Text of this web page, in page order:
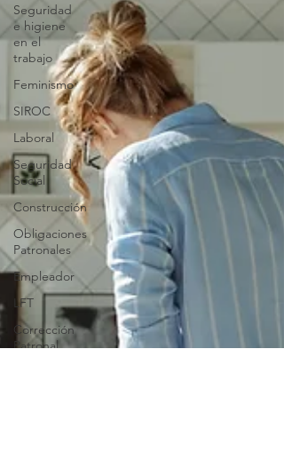
Seguridad
e higiene
en el
trabajo
Feminismo
SIROC
Laboral
Seguridad
Social
Construcción
Obligaciones
Patronales
Empleador
LFT
Corrección
Patronal